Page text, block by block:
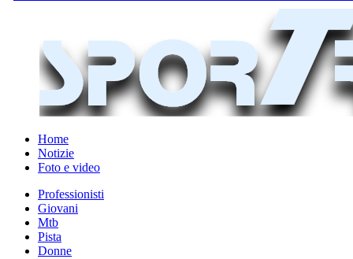
Home
Notizie
Foto e video
Professionisti
Giovani
Mtb
Pista
Donne